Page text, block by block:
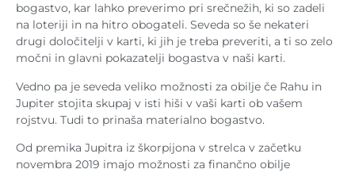
bogastvo, kar lahko preverimo pri srečnežih, ki so zadeli
na loteriji in na hitro obogateli. Seveda so še nekateri
drugi določitelji v karti, ki jih je treba preveriti, a ti so zelo
močni in glavni pokazatelji bogastva v naši karti.
Vedno pa je seveda veliko možnosti za obilje če Rahu in
Jupiter stojita skupaj v isti hiši v vaši karti ob vašem
rojstvu. Tudi to prinaša materialno bogastvo.
Od premika Jupitra iz škorpijona v strelca v začetku
novembra 2019 imajo možnosti za finančno obilje